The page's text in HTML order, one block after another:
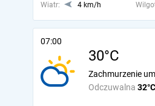
Wiatr:
4 km/h
07:00
30°C
Odczuwalna 32°C
Zachmurzenie